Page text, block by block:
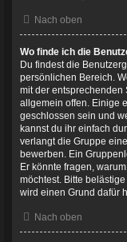
Nach oben
Wo finde ich die
Du findest die
persönlichen Bereich.
mit der entsprechenden
allgemein offen. Einige
geschlossen sein und
kannst du ihr einfach
verlangt die Gruppe
bewerben. Ein
Er könnte fragen,
möchtest. Bitte
wird einen Grund dafür
Nach oben